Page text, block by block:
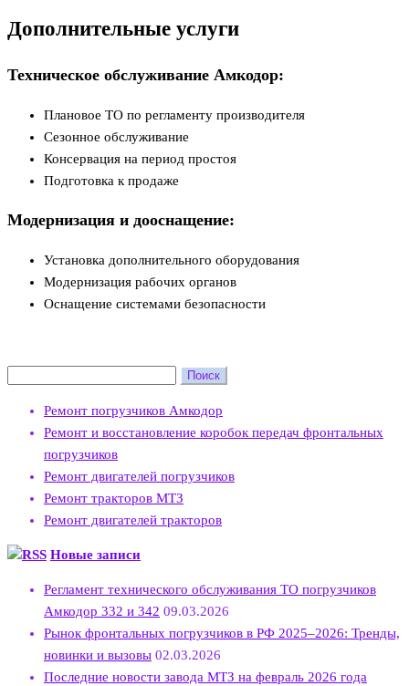
Дополнительные услуги
Техническое обслуживание Амкодор:
Плановое ТО по регламенту производителя
Сезонное обслуживание
Консервация на период простоя
Подготовка к продаже
Модернизация и дооснащение:
Установка дополнительного оборудования
Модернизация рабочих органов
Оснащение системами безопасности
Ремонт погрузчиков Амкодор
Ремонт и восстановление коробок передач фронтальных
погрузчиков
Ремонт двигателей погрузчиков
Ремонт тракторов МТЗ
Ремонт двигателей тракторов
Новые записи
Регламент технического обслуживания ТО погрузчиков
Амкодор 332 и 342 09.03.2026
Рынок фронтальных погрузчиков в РФ 2025–2026: Тренды,
новинки и вызовы 02.03.2026
Последние новости завода МТЗ на февраль 2026 года